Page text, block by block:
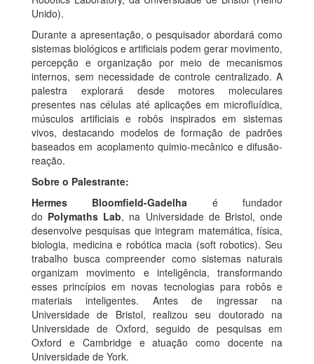
Unido).
Durante a apresentação, o pesquisador abordará como
sistemas biológicos e artificiais podem gerar movimento,
percepção e organização por meio de mecanismos
internos, sem necessidade de controle centralizado. A
palestra explorará desde motores moleculares
presentes nas células até aplicações em microfluídica,
músculos artificiais e robôs inspirados em sistemas
vivos, destacando modelos de formação de padrões
baseados em acoplamento quimio-mecânico e difusão-
reação.
Sobre o Palestrante:
Hermes Bloomfield-Gadelha é fundador
do Polymaths Lab, na Universidade de Bristol, onde
desenvolve pesquisas que integram matemática, física,
biologia, medicina e robótica macia (soft robotics). Seu
trabalho busca compreender como sistemas naturais
organizam movimento e inteligência, transformando
esses princípios em novas tecnologias para robôs e
materiais inteligentes. Antes de ingressar na
Universidade de Bristol, realizou seu doutorado na
Universidade de Oxford, seguido de pesquisas em
Oxford e Cambridge e atuação como docente na
Universidade de York.